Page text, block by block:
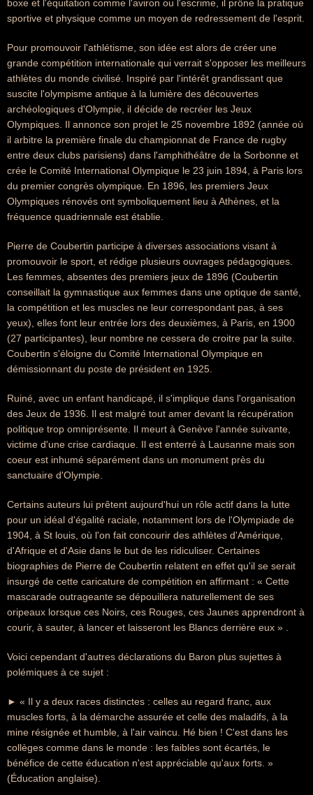
boxe et l'équitation comme l'aviron ou l'escrime, il prône la pratique
sportive et physique comme un moyen de redressement de l'esprit.
Pour promouvoir l'athlétisme, son idée est alors de créer une
grande compétition internationale qui verrait s'opposer les meilleurs
athlètes du monde civilisé. Inspiré par l'intérêt grandissant que
suscite l'olympisme antique à la lumière des découvertes
archéologiques d'Olympie, il décide de recréer les Jeux
Olympiques. Il annonce son projet le 25 novembre 1892 (année où
il arbitre la première finale du championnat de France de rugby
entre deux clubs parisiens) dans l'amphithéâtre de la Sorbonne et
crée le Comité International Olympique le 23 juin 1894, à Paris lors
du premier congrès olympique. En 1896, les premiers Jeux
Olympiques rénovés ont symboliquement lieu à Athènes, et la
fréquence quadriennale est établie.
Pierre de Coubertin participe à diverses associations visant à
promouvoir le sport, et rédige plusieurs ouvrages pédagogiques.
Les femmes, absentes des premiers jeux de 1896 (Coubertin
conseillait la gymnastique aux femmes dans une optique de santé,
la compétition et les muscles ne leur correspondant pas, à ses
yeux), elles font leur entrée lors des deuxièmes, à Paris, en 1900
(27 participantes), leur nombre ne cessera de croitre par la suite.
Coubertin s'éloigne du Comité International Olympique en
démissionnant du poste de président en 1925.
Ruiné, avec un enfant handicapé, il s'implique dans l'organisation
des Jeux de 1936. Il est malgré tout amer devant la récupération
politique trop omniprésente. Il meurt à Genève l'année suivante,
victime d'une crise cardiaque. Il est enterré à Lausanne mais son
coeur est inhumé séparément dans un monument près du
sanctuaire d'Olympie.
Certains auteurs lui prêtent aujourd'hui un rôle actif dans la lutte
pour un idéal d'égalité raciale, notamment lors de l'Olympiade de
1904, à St louis, où l'on fait concourir des athlètes d'Amérique,
d'Afrique et d'Asie dans le but de les ridiculiser. Certaines
biographies de Pierre de Coubertin relatent en effet qu'il se serait
insurgé de cette caricature de compétition en affirmant : « Cette
mascarade outrageante se dépouillera naturellement de ses
oripeaux lorsque ces Noirs, ces Rouges, ces Jaunes apprendront à
courir, à sauter, à lancer et laisseront les Blancs derrière eux » .
Voici cependant d'autres déclarations du Baron plus sujettes à
polémiques à ce sujet :
► « Il y a deux races distinctes : celles au regard franc, aux
muscles forts, à la démarche assurée et celle des maladifs, à la
mine résignée et humble, à l'air vaincu. Hé bien ! C'est dans les
collèges comme dans le monde : les faibles sont écartés, le
bénéfice de cette éducation n'est appréciable qu'aux forts. »
(Éducation anglaise).